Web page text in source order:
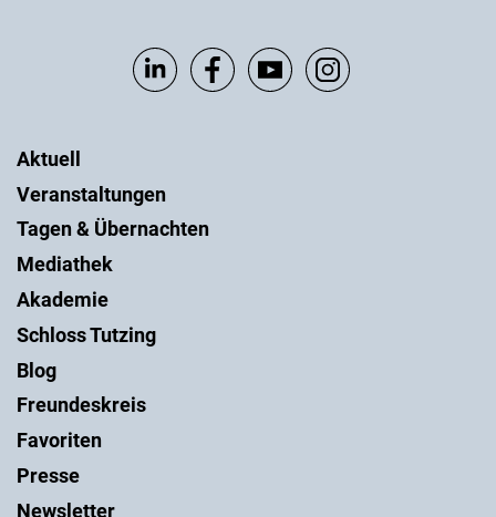
Aktuell
Veranstaltungen
Tagen & Übernachten
Mediathek
Akademie
Schloss Tutzing
Blog
Freundeskreis
Favoriten
Presse
Newsletter